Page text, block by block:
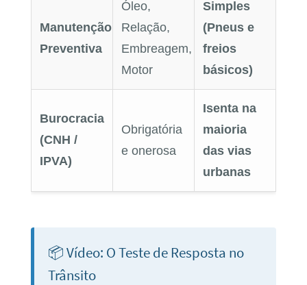
Manutenção
Preventiva
Óleo,
Relação,
Embreagem,
Motor
Simples
(Pneus e
freios
básicos)
Burocracia
(CNH /
IPVA)
Obrigatória
e onerosa
Isenta na
maioria
das vias
urbanas
📦 Vídeo: O Teste de Resposta no
Trânsito